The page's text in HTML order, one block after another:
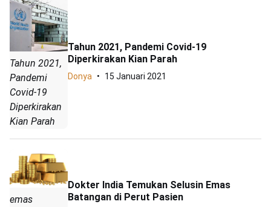
Tahun 2021,
Pandemi
Covid-19
Diperkirakan
Kian Parah
Tahun 2021, Pandemi Covid-19
Diperkirakan Kian Parah
Donya 15 Januari 2021
emas
Dokter India Temukan Selusin Emas
Batangan di Perut Pasien